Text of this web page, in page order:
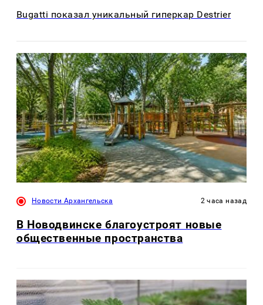
Bugatti показал уникальный гиперкар Destrier
Новости Архангельска 2 часа назад
В Новодвинске благоустроят новые
общественные пространства